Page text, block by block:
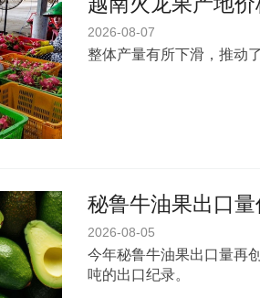
2026-08-07
整体产量有所下滑，推动
秘鲁牛油果出口
2026-08-05
今年秘鲁牛油果出口量再
吨的出口纪录。